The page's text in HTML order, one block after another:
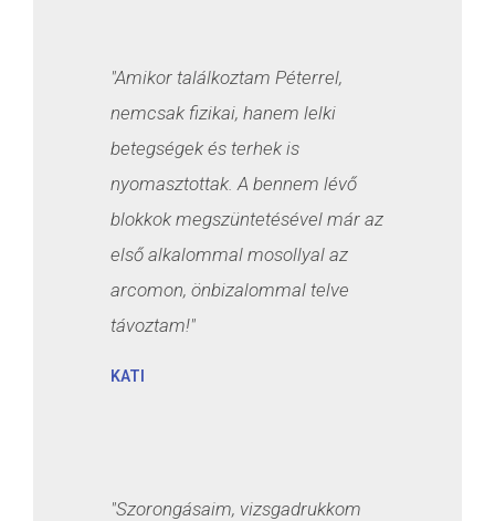
"Amikor találkoztam Péterrel,
nemcsak fizikai, hanem lelki
betegségek és terhek is
nyomasztottak. A bennem lévő
blokkok megszüntetésével már az
első alkalommal mosollyal az
arcomon, önbizalommal telve
távoztam!"
KATI
"Szorongásaim, vizsgadrukkom